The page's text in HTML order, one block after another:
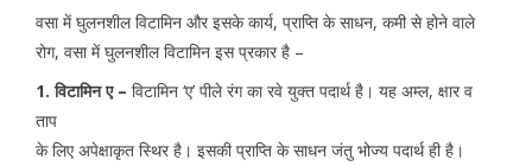
वसा में घुलनशील विटामिन और इसके कार्य, प्राप्ति के साधन, कमी से होने वाले
रोग, वसा में घुलनशील विटामिन इस प्रकार है –
1. विटामिन ए – विटामिन ‘ए’ पीले रंग का रवे युक्त पदार्थ है। यह अम्ल, क्षार व
ताप
के लिए अपेक्षाकृत स्थिर है। इसकी प्राप्ति के साधन जंतु भोज्य पदार्थ ही है।